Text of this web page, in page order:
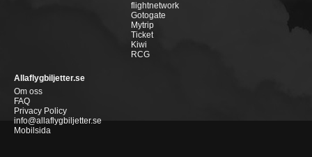
flightnetwork
Gotogate
Mytrip
Ticket
Kiwi
RCG
Allaflygbiljetter.se
Om oss
FAQ
Privacy Policy
info@allaflygbiljetter.se
Mobilsida